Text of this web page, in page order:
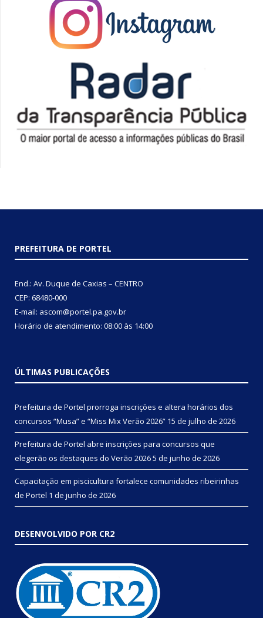
PREFEITURA DE PORTEL
End.: Av. Duque de Caxias – CENTRO
CEP: 68480-000
E-mail: ascom@portel.pa.gov.br
Horário de atendimento: 08:00 às 14:00
ÚLTIMAS PUBLICAÇÕES
Prefeitura de Portel prorroga inscrições e altera horários dos
concursos “Musa” e “Miss Mix Verão 2026” 15 de julho de 2026
Prefeitura de Portel abre inscrições para concursos que
elegerão os destaques do Verão 20265 de junho de 2026
Capacitação em piscicultura fortalece comunidades ribeirinhas
de Portel 1 de junho de 2026
DESENVOLVIDO POR CR2